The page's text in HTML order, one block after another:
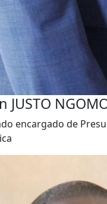
JUSTO
encargado de